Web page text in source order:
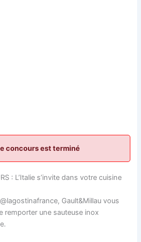
concours est terminé
: L’Italie s’invite dans votre cuisine
Gault&Millau vous
remporter une sauteuse inox